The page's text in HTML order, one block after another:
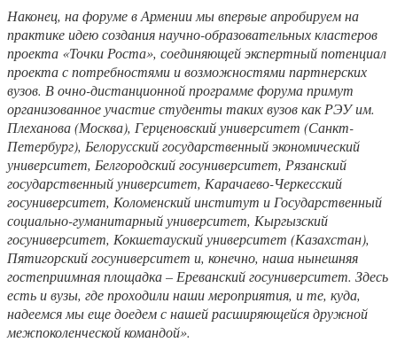
Наконец, на форуме в Армении мы впервые апробируем на
практике идею создания научно-образовательных кластеров
проекта «Точки Роста», соединяющей экспертный потенциал
проекта с потребностями и возможностями партнерских
вузов. В очно-дистанционной программе форума примут
организованное участие студенты таких вузов как РЭУ им.
Плеханова (Москва), Герценовский университет (Санкт-
Петербург), Белорусский государственный экономический
университет, Белгородский госуниверситет, Рязанский
государственный университет, Карачаево-Черкесский
госуниверситет, Коломенский институт и Государственный
социально-гуманитарный университет, Кыргызский
госуниверситет, Кокшетауский университет (Казахстан),
Пятигорский госуниверситет и, конечно, наша нынешняя
гостеприимная площадка – Ереванский госуниверситет. Здесь
есть и вузы, где проходили наши мероприятия, и те, куда,
надеемся мы еще доедем с нашей расширяющейся дружной
межпоколенческой командой».